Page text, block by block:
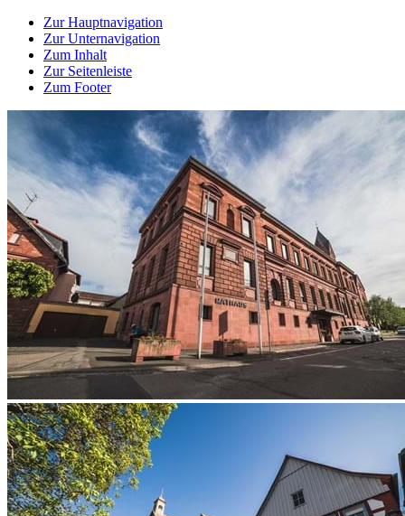
Zur Hauptnavigation
Zur Unternavigation
Zum Inhalt
Zur Seitenleiste
Zum Footer